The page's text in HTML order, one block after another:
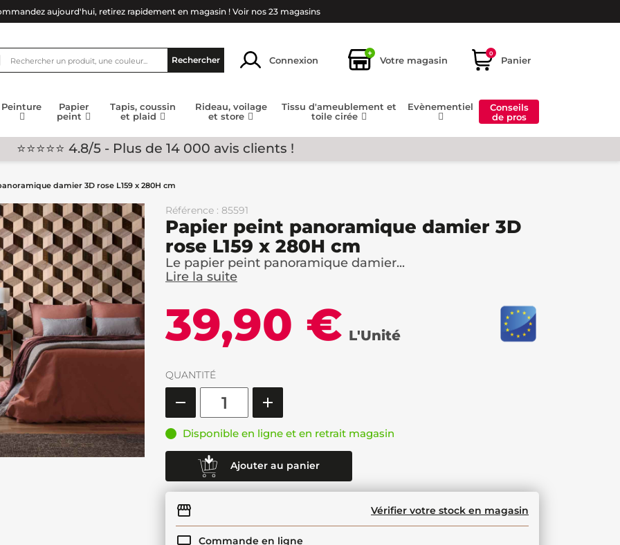
aujourd'hui, retirez rapidement en magasin ! Voir nos 23 magasins
Rechercher Connexion
+
Votre magasin
0
Panier
Peinture
Papier
peint
Tapis, coussin
et plaid
Rideau, voilage
et store
Tissu d'ameublement et
toile cirée
Evènementiel
Conseils
de pros
⭐⭐⭐⭐⭐ 4.8/5 - Plus de 14 000 avis clients !
damier 3D rose L159 x 280H cm
Référence : 85591
Papier peint panoramique damier 3D
rose L159 x 280H cm
Le papier peint panoramique damier...
Lire la suite
39,90 € L'Unité
QUANTITÉ
Disponible en ligne et en retrait magasin
Ajouter au panier
Vérifier votre stock en magasin
Commande en ligne